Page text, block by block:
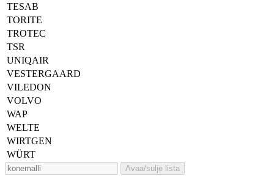
TESAB
TORITE
TROTEC
TSR
UNIQAIR
VESTERGAARD
VILEDON
VOLVO
WAP
WELTE
WIRTGEN
WÜRT
Avaa/sulje lista